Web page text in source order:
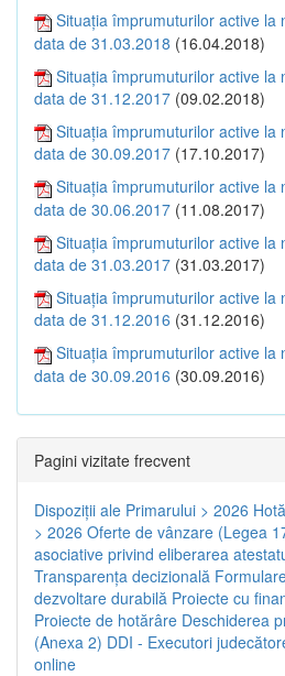
Situația împrumuturilor active la
data de 31.03.2018 (16.04.2018)
Situația împrumuturilor active la
data de 31.12.2017 (09.02.2018)
Situația împrumuturilor active la
data de 30.09.2017 (17.10.2017)
Situația împrumuturilor active la
data de 30.06.2017 (11.08.2017)
Situația împrumuturilor active la
data de 31.03.2017 (31.03.2017)
Situația împrumuturilor active la
data de 31.12.2016 (31.12.2016)
Situația împrumuturilor active la
data de 30.09.2016 (30.09.2016)
Pagini vizitate frecvent
Dispoziţii ale Primarului > 2026
> 2026 Oferte de vânzare (Legea
asociative privind eliberarea
Transparenţa decizională
dezvoltare durabilă Proiecte cu
Proiecte de hotărâre Deschiderea
(Anexa 2) DDI - Executori
online